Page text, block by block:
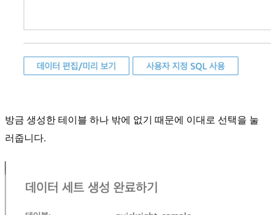
방금 생성한 테이블 하나 밖에 없기 때문에 이대로 선택을 눌
러줍니다.